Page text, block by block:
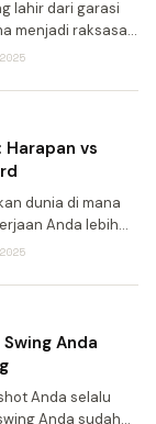
lahir dari garasi
menjadi raksasa
Harapan vs
dunia di mana
Anda lebih
mulai
Anda
Anda selalu
Anda sudah